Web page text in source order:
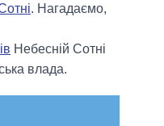
. Нагадаємо,
Небесній Сотні
влада.